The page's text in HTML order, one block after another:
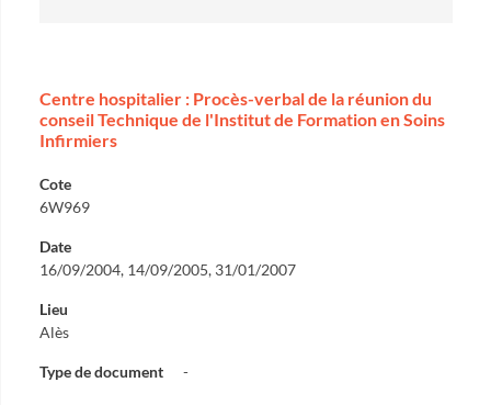
Centre hospitalier : Procès-verbal de la réunion du
conseil Technique de l'Institut de Formation en Soins
Infirmiers
Cote
6W969
Date
16/09/2004, 14/09/2005, 31/01/2007
Lieu
Alès
Type de document -